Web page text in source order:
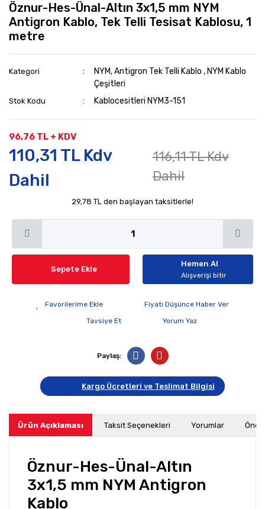
Öznur-Hes-Ünal-Altın 3x1,5 mm NYM
Antigron Kablo, Tek Telli Tesisat Kablosu, 1
metre
Kategori NYM, Antigron Tek Telli Kablo , NYM Kablo
Çeşitleri
Stok Kodu Kablocesitleri NYM3-151
96,76 TL + KDV
110,31 TL Kdv
Dahil
116,11 TL Kdv
Dahil
29,78 TL den başlayan taksitlerle!
Sepete Ekle
Hemen Al
Alışverişi bitir
Fiyatı Düşünce Haber Ver
Tavsiye Et
Yorum Yaz
Paylaş:
Kargo Ücretleri ve Teslimat Bilgisi
Ürün Açıklaması Taksit Seçenekleri Yorumlar
Öznur-Hes-Ünal-Altın
3x1,5 mm NYM Antigron
Kablo